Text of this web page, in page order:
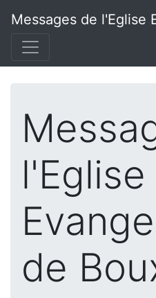
Messages de l'Eglise
l'Eglise
de